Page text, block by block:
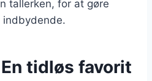
tallerken, for at gøre
indbydende.
tidløs favorit